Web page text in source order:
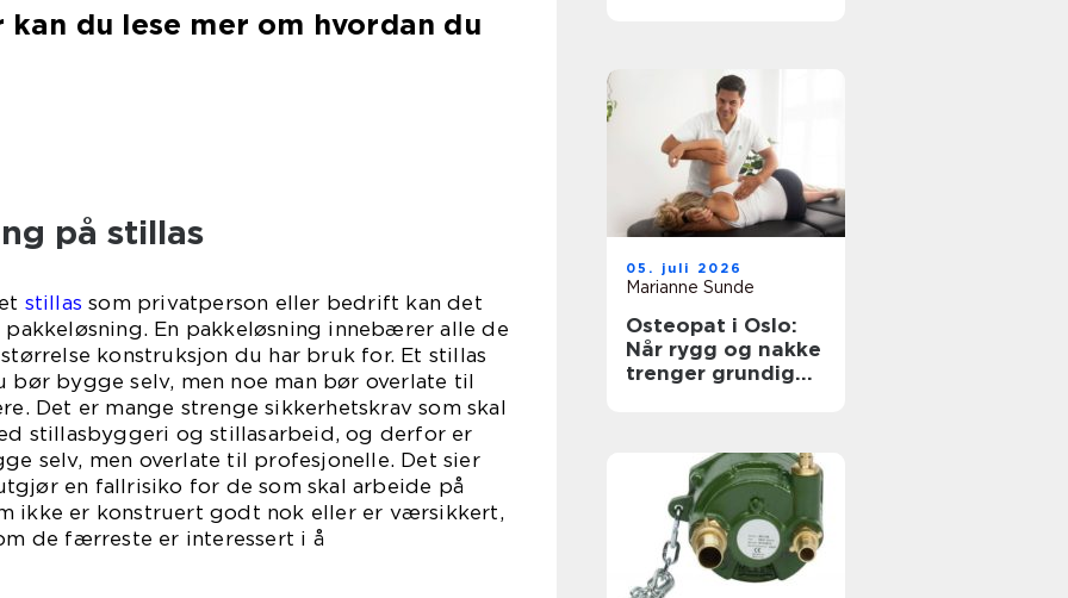
du lese mer om hvordan du
på stillas
stillas som privatperson eller bedrift kan det
En pakkeløsning innebærer alle de
konstruksjon du har bruk for. Et stillas
bør bygge selv, men noe man bør overlate til
Det er mange strenge sikkerhetskrav som skal
stillasbyggeri og stillasarbeid, og derfor er
selv, men overlate til profesjonelle. Det sier
en fallrisiko for de som skal arbeide på
ikke er konstruert godt nok eller er værsikkert,
de færreste er interessert i å
05. juli 2026
Marianne Sunde
Osteopat i Oslo:
Når rygg og nakke
trenger grundig